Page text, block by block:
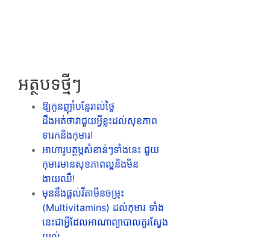
អត្ថបទថ្មីៗ
ឱ្យកូនញ៉ាំបន្លែរាល់ថ្ងៃ
ដឹងអត់ថាវាជួយអ្វីខ្លះដល់សុខភាព
ទារកនិងកុមារ!
អាហារូបត្ថម្ភសំខាន់ៗទាំងនេះ ជួយ
កុមារមានសុខភាពល្អនិងមិន
ងាយឈឺ!
មុននឹងផ្ដល់វីតាមីនចម្រុះ
(Multivitamins) ដល់កុមារ ទាំង
នេះជាអ្វីដែលអាណាព្យាបាលគួរស្វែង